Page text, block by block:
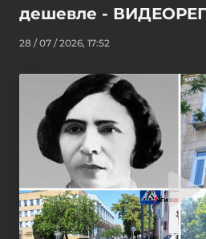
дешевле -
28 / 07 / 2026, 17:52